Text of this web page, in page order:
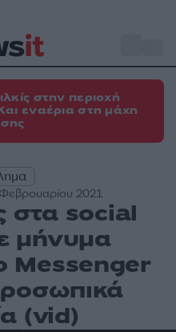
στην περιοχή
εναέρια στη μάχη
2021
στα social
μήνυμα
Μessenger
(vid)